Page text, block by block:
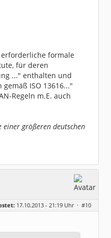
formale
für deren
..." enthalten und
ISO 13616..."
Regeln m.E. auch
einer größeren deutschen
17.10.2013 - 21:19 Uhr · #10